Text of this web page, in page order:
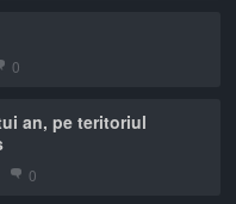
0
an, pe teritoriul
0